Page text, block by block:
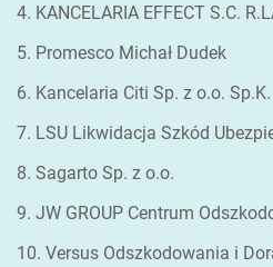
4. KANCELARIA EFFECT S.C.
5. Promesco Michał Dudek
6. Kancelaria Citi Sp. z o.o. Sp.K.
7. LSU Likwidacja Szkód
8. Sagarto Sp. z o.o.
9. JW GROUP Centrum
10. Versus Odszkodowania i